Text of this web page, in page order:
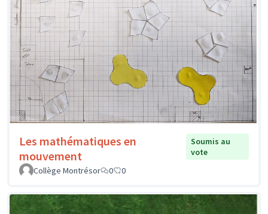
Les mathématiques en
mouvement
Soumis au
vote
Collège Montrésor
0 0